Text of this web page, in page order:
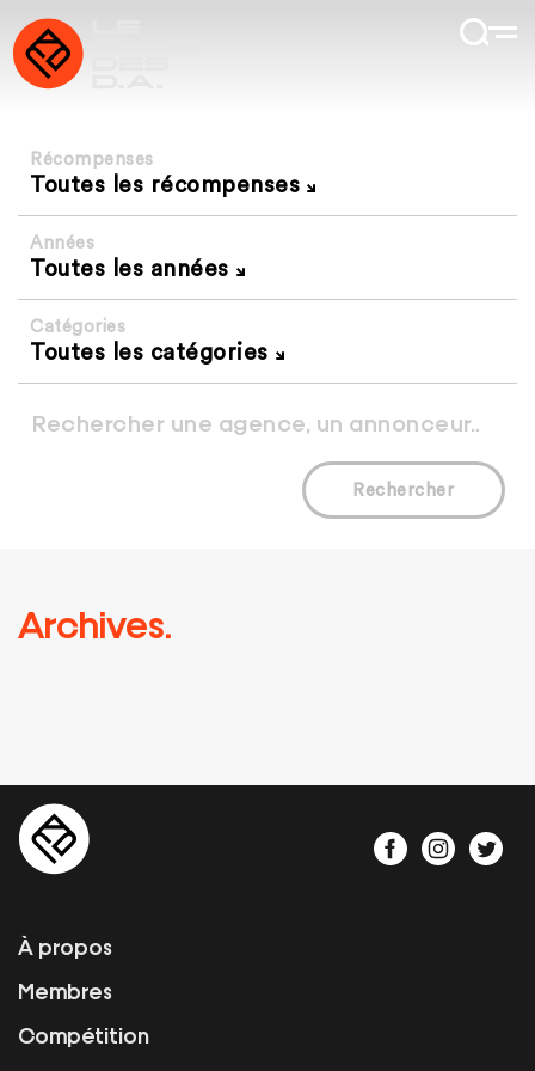
Récompenses
Toutes les récompenses
Années
Toutes les années
Catégories
Toutes les catégories
Rechercher
Archives.
À propos
Membres
Compétition